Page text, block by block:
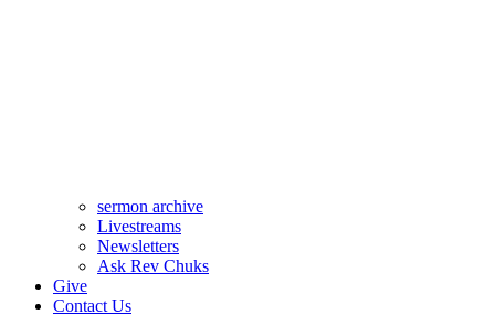
sermon archive
Livestreams
Newsletters
Ask Rev Chuks
Give
Contact Us